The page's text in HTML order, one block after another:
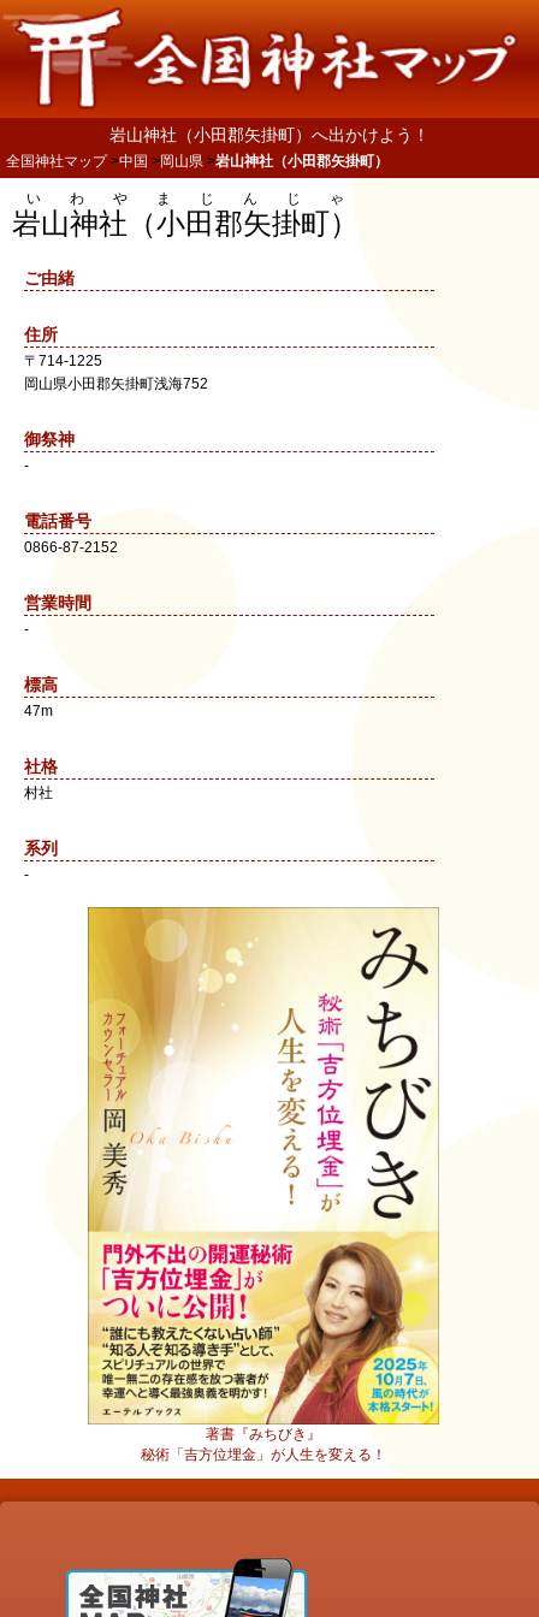
岩山神社（小田郡矢掛町）へ出かけよう！
全国神社マップ 中国 岡山県 岩山神社（小田郡矢掛町）
岩山神社（小田郡矢掛町）
いわやまじんじゃ
ご由緒
住所
〒 714-1225
岡山県小田郡矢掛町浅海752
御祭神
-
電話番号
0866-87-2152
営業時間
-
標高
47m
社格
村社
系列
-
著書『みちびき』
秘術「吉方位埋金」が人生を変える！